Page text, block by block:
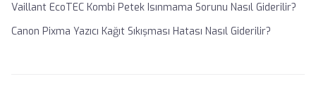
Vaillant EcoTEC Kombi Petek Isınmama Sorunu Nasıl Giderilir?
Canon Pixma Yazıcı Kağıt Sıkışması Hatası Nasıl Giderilir?